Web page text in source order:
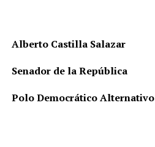
Alberto Castilla Salazar
Senador de la República
Polo Democrático Alternativo